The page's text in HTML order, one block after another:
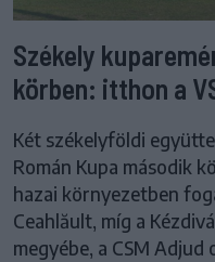
Székely
körben: itthon a
Két székelyföldi
Román Kupa második
hazai környezetben
Ceahlăult, míg a
megyébe, a CSM